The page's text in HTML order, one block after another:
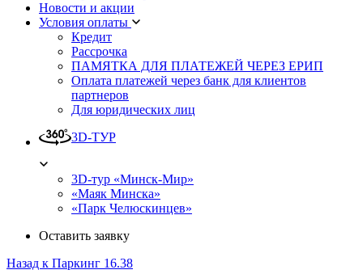
Новости и акции
Условия оплаты
Кредит
Рассрочка
ПАМЯТКА ДЛЯ ПЛАТЕЖЕЙ ЧЕРЕЗ ЕРИП
Оплата платежей через банк для клиентов
партнеров
Для юридических лиц
3D-ТУР
3D-тур «Минск-Мир»
«Маяк Минска»
«Парк Челюскинцев»
Оставить заявку
Назад к Паркинг 16.38